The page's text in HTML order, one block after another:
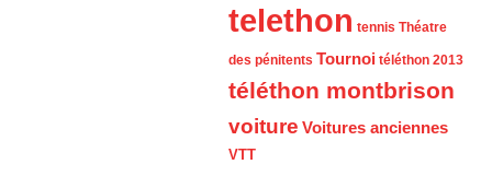
telethon tennis Théatre
des pénitents Tournoi téléthon 2013
téléthon montbrison
voiture Voitures anciennes
VTT